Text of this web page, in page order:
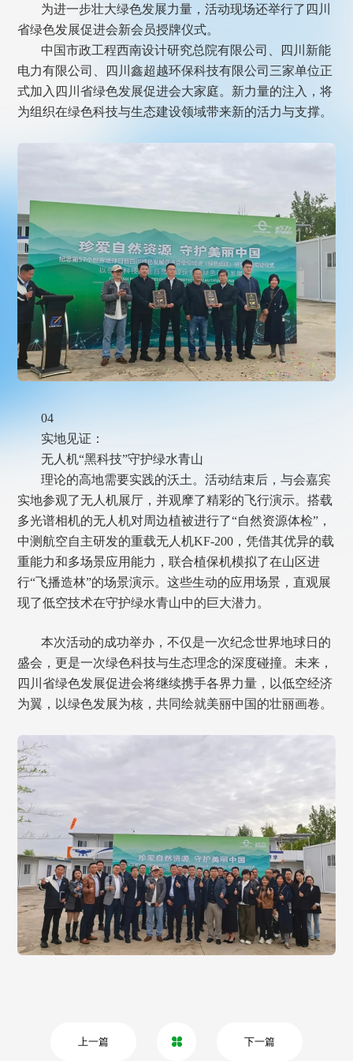
为进一步壮大绿色发展力量，活动现场还举行了四川
省绿色发展促进会新会员授牌仪式。
中国市政工程西南设计研究总院有限公司、四川新能
电力有限公司、四川鑫超越环保科技有限公司三家单位正
式加入四川省绿色发展促进会大家庭。新力量的注入，将
为组织在绿色科技与生态建设领域带来新的活力与支撑。
04
实地见证：
无人机“黑科技”守护绿水青山
理论的高地需要实践的沃土。活动结束后，与会嘉宾
实地参观了无人机展厅，并观摩了精彩的飞行演示。搭载
多光谱相机的无人机对周边植被进行了“自然资源体检”，
中测航空自主研发的重载无人机KF-200，凭借其优异的载
重能力和多场景应用能力，联合植保机模拟了在山区进
行“飞播造林”的场景演示。这些生动的应用场景，直观展
现了低空技术在守护绿水青山中的巨大潜力。
本次活动的成功举办，不仅是一次纪念世界地球日的
盛会，更是一次绿色科技与生态理念的深度碰撞。未来，
四川省绿色发展促进会将继续携手各界力量，以低空经济
为翼，以绿色发展为核，共同绘就美丽中国的壮丽画卷。
上一篇  下一篇